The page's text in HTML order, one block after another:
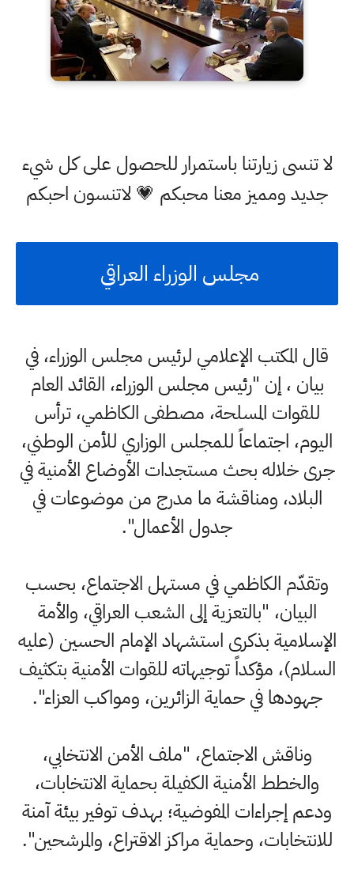
لا تنسى زيارتنا باستمرار للحصول على كل شيء
جديد ومميز معنا محبكم 💗 لاتنسون احبكم
مجلس الوزراء العراقي
قال المكتب الإعلامي لرئيس مجلس الوزراء، في
بيان ، إن "رئيس مجلس الوزراء، القائد العام
للقوات المسلحة، مصطفى الكاظمي، ترأس
اليوم، اجتماعاً للمجلس الوزاري للأمن الوطني،
جرى خلاله بحث مستجدات الأوضاع الأمنية في
البلاد، ومناقشة ما مدرج من موضوعات في
جدول الأعمال".
وتقدّم الكاظمي في مستهل الاجتماع، بحسب
البيان، "بالتعزية إلى الشعب العراقي، والأمة
الإسلامية بذكرى استشهاد الإمام الحسين (عليه
السلام)، مؤكداً توجيهاته للقوات الأمنية بتكثيف
جهودها في حماية الزائرين، ومواكب العزاء".
وناقش الاجتماع، "ملف الأمن الانتخابي،
والخطط الأمنية الكفيلة بحماية الانتخابات،
ودعم إجراءات المفوضية؛ بهدف توفير بيئة آمنة
للانتخابات، وحماية مراكز الاقتراع، والمرشحين".